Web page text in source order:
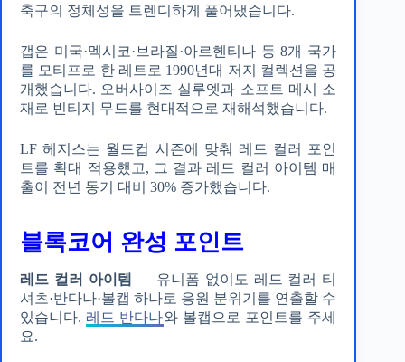
축구의 정체성을 트렌디하게 풀어냈습니다.
갭은 미국·멕시코·브라질·아르헨티나 등 8개 국가
를 모티프로 한 레트로 1990년대 저지 컬렉션을 공
개했습니다. 오버사이즈 실루엣과 소프트 메시 소
재로 빈티지 무드를 현대적으로 재해석했습니다.
LF 헤지스는 월드컵 시즌에 맞춰 레드 컬러 포인
트를 확대 적용했고, 그 결과 레드 컬러 아이템 매
출이 전년 동기 대비 30% 증가했습니다.
블록코어 완성 포인트
레드 컬러 아이템 — 유니폼 없이도 레드 컬러 티
셔츠·반다나·볼캡 하나로 응원 분위기를 연출할 수
있습니다. 레드 반다나와 볼캡으로 포인트를 주세
요.